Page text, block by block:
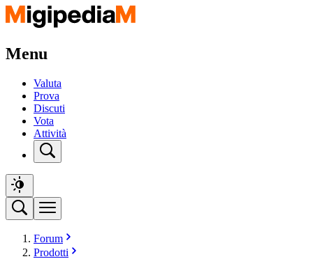
Menu
Valuta
Prova
Discuti
Vota
Attività
Forum
Prodotti